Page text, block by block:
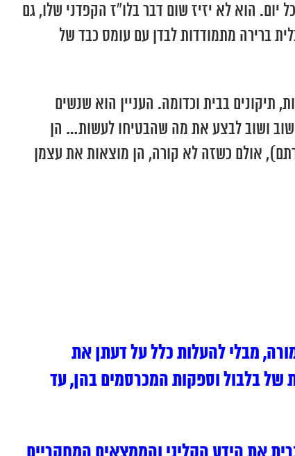
הוא לא יזיז שום דבר בלו”ז הקפדני שלו, גם
ברירה מתמודדות לבדן עם עומס כבד של
תיקונים בבית וכדומה. העניין הוא שנשים
שוב ושוב לבצע את מה שהבטיחו לעשות… הן
אולם כשזה לא קורה, הן מוצאות את עצמן
מבלי להעלות כלל על דעתן את
בלבול וספקות המכרסמים בהן, עד